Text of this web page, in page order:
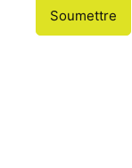
Soumettre